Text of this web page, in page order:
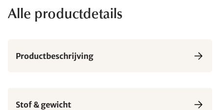
Alle productdetails
Productbeschrijving
Stof & gewicht